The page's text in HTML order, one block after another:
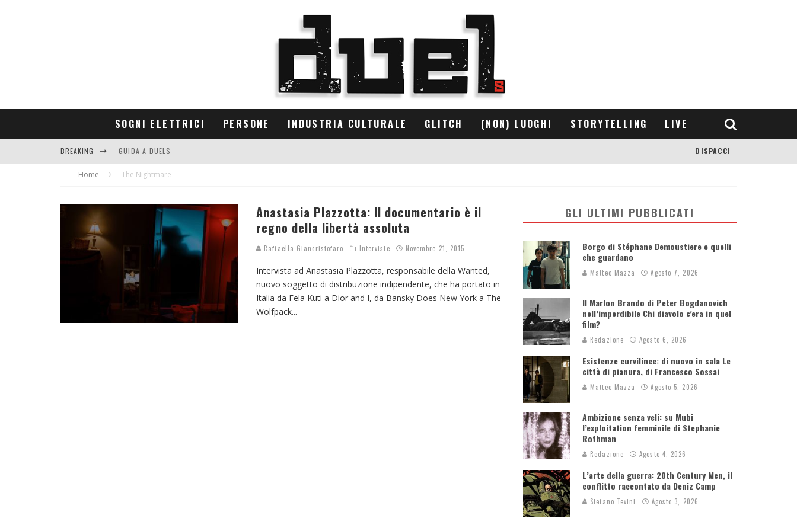
SOGNI ELETTRICI PERSONE INDUSTRIA CULTURALE GLITCH (NON) LUOGHI STORYTELLING LIVE
BREAKING GUIDA A DUELS
CONTRIBUTORS
DISPACCI
Home The Nightmare
Anastasia Plazzotta: Il documentario è il
regno della libertà assoluta
Raffaella Giancristofaro Interviste Novembre 21, 2015
Intervista ad Anastasia Plazzotta, responsabile della Wanted,
nuovo soggetto di distribuzione indipendente, che ha portato in
Italia da Fela Kuti a Dior and I, da Bansky Does New York a The
Wolfpack...
GLI ULTIMI PUBBLICATI
Borgo di Stéphane Demoustiere e quelli
che guardano
Matteo Mazza Agosto 7, 2026
Il Marlon Brando di Peter Bogdanovich
nell’imperdibile Chi diavolo c’era in quel
film?
Redazione Agosto 6, 2026
Esistenze curvilinee: di nuovo in sala Le
città di pianura, di Francesco Sossai
Matteo Mazza Agosto 5, 2026
Ambizione senza veli: su Mubi
l’exploitation femminile di Stephanie
Rothman
Redazione Agosto 4, 2026
L’arte della guerra: 20th Century Men, il
conflitto raccontato da Deniz Camp
Stefano Tevini Agosto 3, 2026